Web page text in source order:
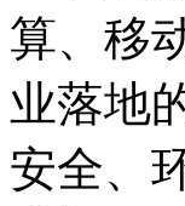
算、移
业落地
安全、